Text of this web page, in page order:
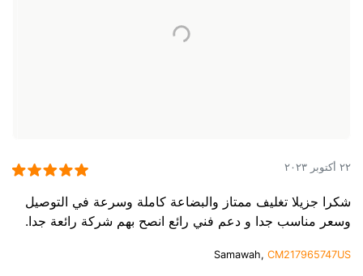
٢٢ أكتوبر ٢٠٢٣
شكرا جزيلا تغليف ممتاز والبضاعة كاملة وسرعة في التوصيل
وسعر مناسب جدا و دعم فني رائع انصح بهم شركة رائعة جدا.
Samawah, CM217965747US